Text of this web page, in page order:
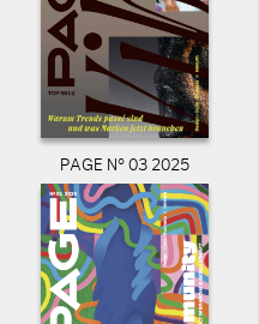
PAGE N° 03 2025